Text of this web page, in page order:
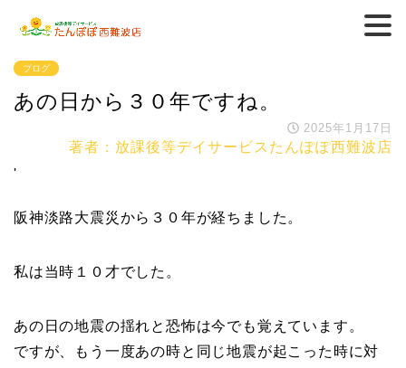
ブログ
あの日から３０年ですね。
2025年1月17日
著者：放課後等デイサービスたんぽぽ西難波店
'
阪神淡路大震災から３０年が経ちました。
私は当時１０才でした。
あの日の地震の揺れと恐怖は今でも覚えています。
ですが、もう一度あの時と同じ地震が起こった時に対